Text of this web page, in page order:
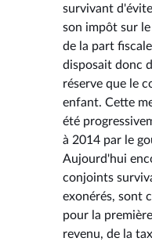
survivant
son impôt sur
de la part
disposait donc
réserve que le
enfant. Cette
été
à 2014 par le
Aujourd'hui
conjoints
exonérés, sont
pour la
revenu, de la